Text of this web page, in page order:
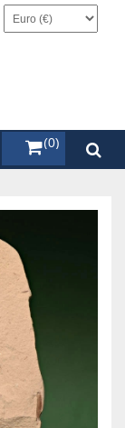
items (0)